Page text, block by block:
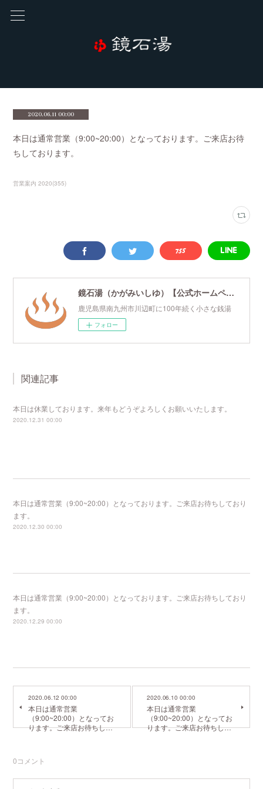
2020.06.11 00:00
本日は通常営業（9:00~20:00）となっております。ご来店お待
ちしております。
営業案内 2020(355)
鏡石湯（かがみいしゆ）【公式ホームページ】
鹿児島県南九州市川辺町に100年続く小さな銭湯
フォロー
関連記事
本日は休業しております。来年もどうぞよろしくお願いいたします。
2020.12.31 00:00
本日は通常営業（9:00~20:00）となっております。ご来店お待ちしており
ます。
2020.12.30 00:00
本日は通常営業（9:00~20:00）となっております。ご来店お待ちしており
ます。
2020.12.29 00:00
2020.06.12 00:00
本日は通常営業
（9:00~20:00）となってお
ります。ご来店お待ちし…
2020.06.10 00:00
本日は通常営業
（9:00~20:00）となってお
ります。ご来店お待ちし…
0コメント